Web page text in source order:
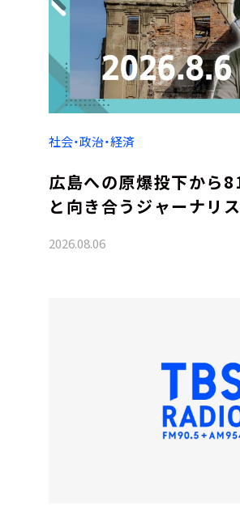
社会・政治・経済
広島への原爆投下から
と向き合うジャーナリ
2026.08.06